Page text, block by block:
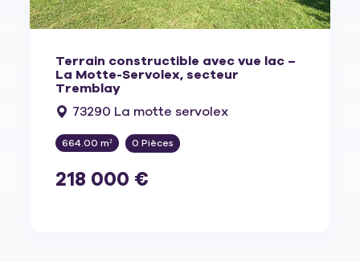
Terrain constructible avec vue lac –
La Motte-Servolex, secteur
Tremblay
73290 La motte servolex
664.00 m² 0 Pièces
218 000 €